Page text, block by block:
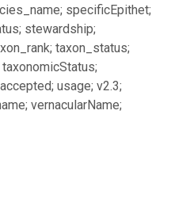
specificEpithet;
stewardship;
taxon_status;
usage; v2.3;
vernacularName;